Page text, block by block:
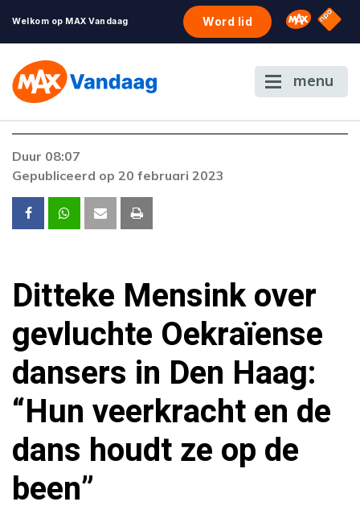
Welkom op MAX Vandaag Word lid Omroep
NPO
menu
De gewenste stream is op dit moment niet
voordoen, neem dan contact op met onze
klantenservice.
Duur 08:07
Gepubliceerd op 20 februari 2023
Ditteke Mensink over
gevluchte Oekraïense
dansers in Den Haag:
“Hun veerkracht en de
dans houdt ze op de
been”